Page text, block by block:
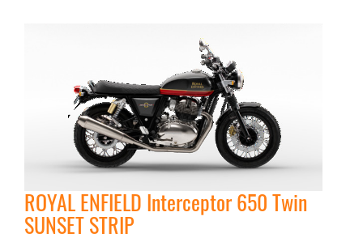
ROYAL ENFIELD Interceptor 650 Twin
SUNSET STRIP